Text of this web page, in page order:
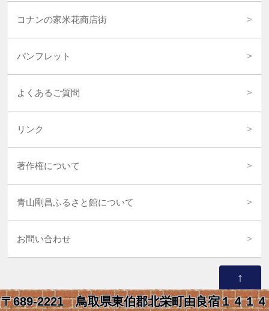
コナンの家米花商店街
パンフレット
よくあるご質問
リンク
著作権について
青山剛昌ふるさと館について
お問い合わせ
↑
〒689-2221 鳥取県東伯郡北栄町由良宿１４１４